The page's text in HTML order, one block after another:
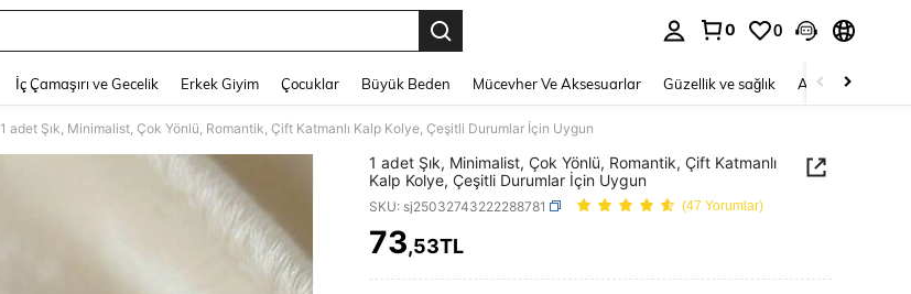
0 0
İç Çamaşırı ve Gecelik Erkek Giyim Çocuklar Büyük Beden Mücevher Ve Aksesuarlar Güzellik ve sağlık Ayakkabı
1 adet Şık, Minimalist, Çok Yönlü, Romantik, Çift Katmanlı Kalp Kolye, Çeşitli Durumlar İçin Uygun
1 adet Şık, Minimalist, Çok Yönlü, Romantik, Çift Katmanlı
Kalp Kolye, Çeşitli Durumlar İçin Uygun
SKU: sj25032743222288781 (47 Yorumlar)
PRICE AND AVAILABILITY
73,53TL